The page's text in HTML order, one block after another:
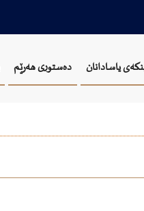
یاسادانان دەستوری هەرێم